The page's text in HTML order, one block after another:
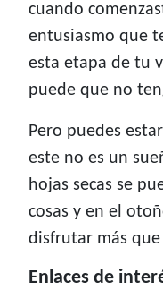
cuando
entusiasmo que
esta etapa de tu
puede que no
Pero puedes
este no es un
hojas secas se
cosas y en el
disfrutar más que
Enlaces de